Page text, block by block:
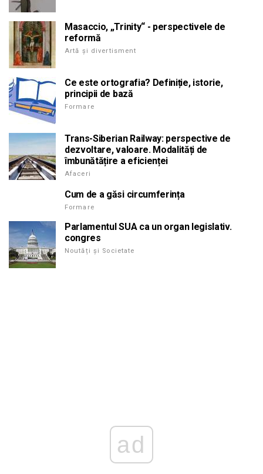
Masaccio, „Trinity“ - perspectivele de
reformă
Artă și divertisment
Ce este ortografia? Definiție, istorie,
principii de bază
Formare
Trans-Siberian Railway: perspective de
dezvoltare, valoare. Modalități de
îmbunătățire a eficienței
Afaceri
Cum de a găsi circumferința
Formare
Parlamentul SUA ca un organ legislativ.
congres
Noutăți și Societate
ad